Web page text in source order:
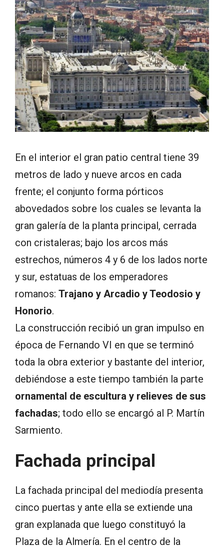
En el interior el gran patio central tiene 39
metros de lado y nueve arcos en cada
frente; el conjunto forma pórticos
abovedados sobre los cuales se levanta la
gran galería de la planta principal, cerrada
con cristaleras; bajo los arcos más
estrechos, números 4 y 6 de los lados norte
y sur, estatuas de los emperadores
romanos: Trajano y Arcadio y Teodosio y
Honorio.
La construcción recibió un gran impulso en
época de Fernando VI en que se terminó
toda la obra exterior y bastante del interior,
debiéndose a este tiempo también la parte
ornamental de escultura y relieves de sus
fachadas; todo ello se encargó al P. Martín
Sarmiento.
Fachada principal
La fachada principal del mediodía presenta
cinco puertas y ante ella se extiende una
gran explanada que luego constituyó la
Plaza de la Almería. En el centro de la